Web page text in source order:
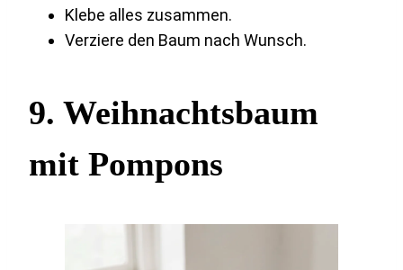
Klebe alles zusammen.
Verziere den Baum nach Wunsch.
9. Weihnachtsbaum
mit Pompons